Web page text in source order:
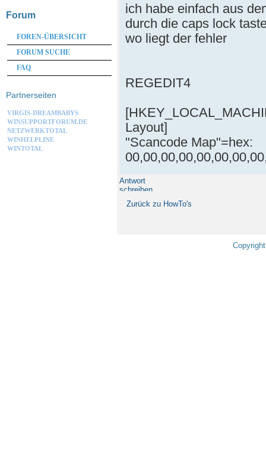
ich habe einfach aus
durch die caps lock
wo liegt der fehler
REGEDIT4
Layout]
"Scancode Map"=hex:
Antwort
schreiben
Zurück zu HowTo's
Forum
FOREN-ÜBERSICHT
FORUM SUCHE
FAQ
Partnerseiten
VIRGIS-DREAMBABYS
WINSUPPORTFORUM.DE
NETZWERKTOTAL
WINHELPLINE
WINTOTAL